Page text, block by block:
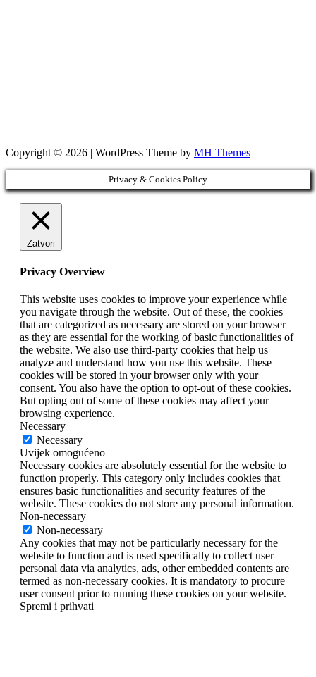
Copyright © 2026 | WordPress Theme by MH Themes
Privacy & Cookies Policy
Zatvori
Privacy Overview
This website uses cookies to improve your experience while
you navigate through the website. Out of these, the cookies
that are categorized as necessary are stored on your browser
as they are essential for the working of basic functionalities of
the website. We also use third-party cookies that help us
analyze and understand how you use this website. These
cookies will be stored in your browser only with your
consent. You also have the option to opt-out of these cookies.
But opting out of some of these cookies may affect your
browsing experience.
Necessary
Necessary
Uvijek omogućeno
Necessary cookies are absolutely essential for the website to
function properly. This category only includes cookies that
ensures basic functionalities and security features of the
website. These cookies do not store any personal information.
Non-necessary
Non-necessary
Any cookies that may not be particularly necessary for the
website to function and is used specifically to collect user
personal data via analytics, ads, other embedded contents are
termed as non-necessary cookies. It is mandatory to procure
user consent prior to running these cookies on your website.
Spremi i prihvati